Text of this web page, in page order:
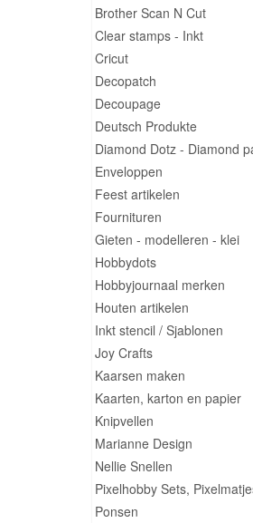
Brother Scan N Cut
Clear stamps - Inkt
Cricut
Decopatch
Decoupage
Deutsch Produkte
Diamond Dotz - Diamond
Enveloppen
Feest artikelen
Fournituren
Gieten - modelleren - klei
Hobbydots
Hobbyjournaal merken
Houten artikelen
Inkt stencil / Sjablonen
Joy Crafts
Kaarsen maken
Kaarten, karton en papier
Knipvellen
Marianne Design
Nellie Snellen
Pixelhobby Sets,
Ponsen